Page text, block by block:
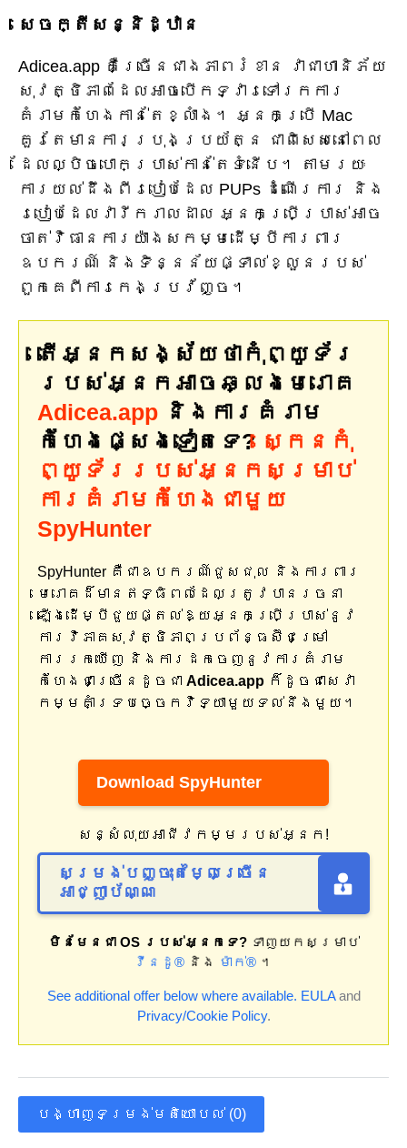
សេចក្តីសន្និដ្ឋាន
Adicea.app គឺច្រើនជាងភាពរំខាន វាជាហានិភ័យ
សុវត្ថិភាពដែលអាចបើកទ្វារទៅរកការ
គំរាមកំហែងកាន់តែខ្លាំង។ អ្នក​ប្រើ Mac
គួរ​តែ​មាន​ការ​ប្រុង​ប្រយ័ត្ន ជា​ពិសេស​នៅ​ពេល​
ដែល​ល្បិច​បោក​ប្រាស់​កាន់​តែ​ទំនើប។ តាមរយៈ
ការយល់ដឹងពីរបៀបដែល PUPs ដំណើរការ និង
របៀបដែលវារីករាលដាល អ្នកប្រើប្រាស់អាច
ចាត់វិធានការយ៉ាងសកម្មដើម្បីការពារ
ឧបករណ៍ និងទិន្នន័យផ្ទាល់ខ្លួនរបស់
ពួកគេពីការកេងប្រវ័ញ្ច។
តើអ្នកសង្ស័យថាកុំព្យូទ័រ
របស់អ្នកអាចឆ្លងមេរោគ
Adicea.app និងការគំរាម
កំហែងផ្សេងទៀតទេ? ស្កេនកុំ
ព្យូទ័ររបស់អ្នកសម្រាប់
ការគំរាមកំហែងជាមួយ
SpyHunter
SpyHunter គឺជាឧបករណ៍ជួសជុល និងការពារ
មេរោគដ៏មានឥទ្ធិពលដែលត្រូវបានរចនា
ឡើងដើម្បីជួយផ្តល់ឱ្យអ្នកប្រើប្រាស់នូវ
ការវិភាគសុវត្ថិភាពប្រព័ន្ធស៊ីជម្រៅ
ការរកឃើញ និងការដកចេញនូវការគំរាម
កំហែងជាច្រើនដូចជា Adicea.app ក៏ដូចជាសេវា
កម្មគាំទ្របច្ចេកវិទ្យាមួយទល់នឹងមួយ។
Download SpyHunter
សន្សំលុយអាជីវកម្មរបស់អ្នក!
សម្រង់បញ្ចុះតម្លៃច្រើន
អាជ្ញាប័ណ្ណ
មិនមែនជា OS របស់អ្នកទេ?ទាញយកសម្រាប់
វីនដូ® និង ម៉ាក់® ។
See additional offer below where available. EULAand
Privacy/Cookie Policy.
បង្ហាញទម្រង់មតិយោបល់ (0)